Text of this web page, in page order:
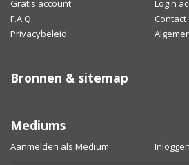
Gratis account
Login
F.A.Q
Contact
Privacybeleid
Bronnen & sitemap
Mediums
Aanmelden als Medium